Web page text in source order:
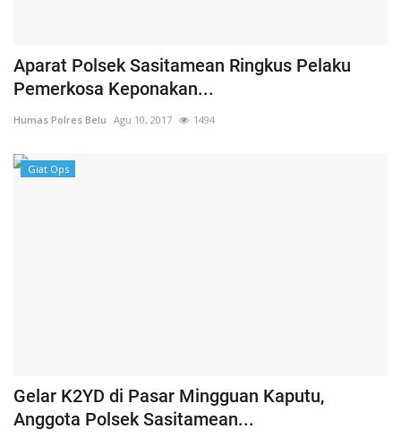
Aparat Polsek Sasitamean Ringkus Pelaku
Pemerkosa Keponakan...
Humas Polres Belu Agu 10, 2017 1494
Giat Ops
Gelar K2YD di Pasar Mingguan Kaputu,
Anggota Polsek Sasitamean...